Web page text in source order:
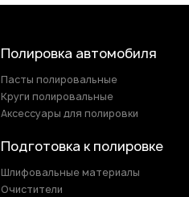
Полировка автомобиля
Пасты полировальные
Круги полировальные
Аксессуары для полировки
Подготовка к полировке
Шлифовальные материалы
Очистители